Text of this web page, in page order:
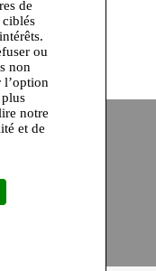
garantie
de
ou
non
l’option
notre
et de